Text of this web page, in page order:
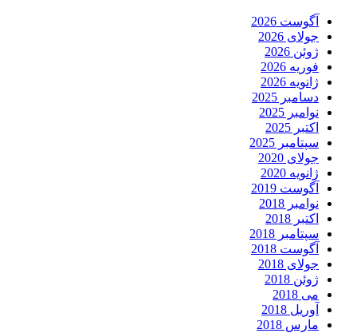
آگوست 2026
جولای 2026
ژوئن 2026
فوریه 2026
ژانویه 2026
دسامبر 2025
نوامبر 2025
اکتبر 2025
سپتامبر 2025
جولای 2020
ژانویه 2020
آگوست 2019
نوامبر 2018
اکتبر 2018
سپتامبر 2018
آگوست 2018
جولای 2018
ژوئن 2018
می 2018
آوریل 2018
مارس 2018